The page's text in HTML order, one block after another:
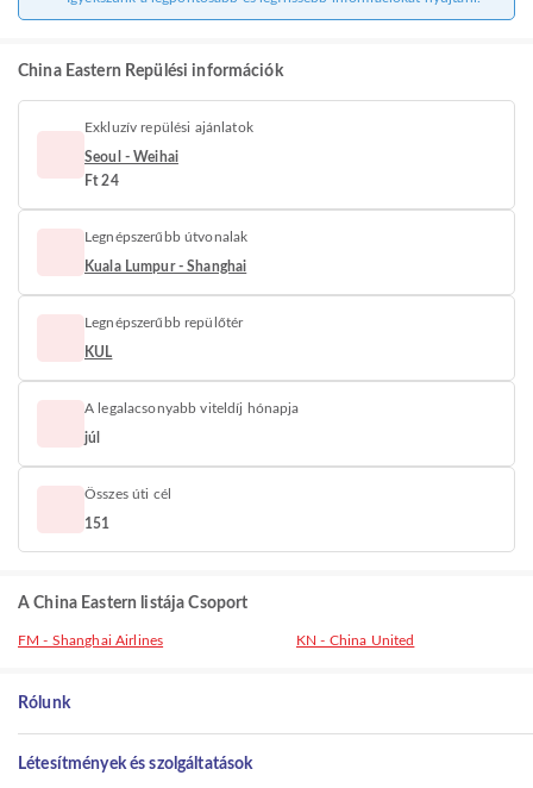
China Eastern Repülési információk
Exkluzív repülési ajánlatok
Seoul - Weihai
Ft 24
Legnépszerűbb útvonalak
Kuala Lumpur - Shanghai
Legnépszerűbb repülőtér
KUL
A legalacsonyabb viteldíj hónapja
júl
Összes úti cél
151
A China Eastern listája Csoport
FM - Shanghai Airlines KN - China United
Rólunk
Létesítmények és szolgáltatások